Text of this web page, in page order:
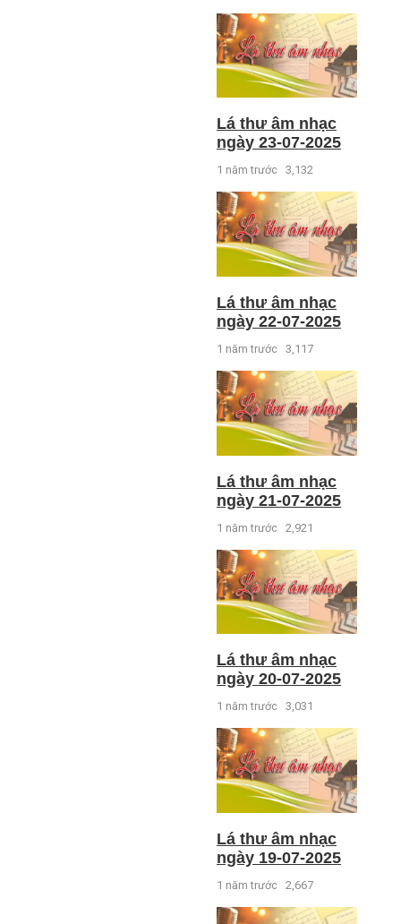
Lá thư âm nhạc
ngày 23-07-2025
1 năm trước 3,132
Lá thư âm nhạc
ngày 22-07-2025
1 năm trước 3,117
Lá thư âm nhạc
ngày 21-07-2025
1 năm trước 2,921
Lá thư âm nhạc
ngày 20-07-2025
1 năm trước 3,031
Lá thư âm nhạc
ngày 19-07-2025
1 năm trước 2,667